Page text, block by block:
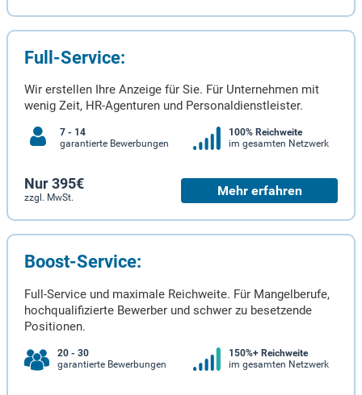
Full-Service:
Wir erstellen Ihre Anzeige für Sie. Für Unternehmen mit
wenig Zeit, HR-Agenturen und Personaldienstleister.
7 - 14
garantierte Bewerbungen
100% Reichweite
im gesamten Netzwerk
Nur 395€
zzgl. MwSt. Mehr erfahren
Boost-Service:
Full-Service und maximale Reichweite. Für Mangelberufe,
hochqualifizierte Bewerber und schwer zu besetzende
Positionen.
20 - 30
garantierte Bewerbungen
150%+ Reichweite
im gesamten Netzwerk